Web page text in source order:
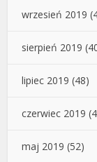
wrzesień 2019
sierpień 2019
lipiec 2019 (48)
czerwiec 2019
maj 2019 (52)